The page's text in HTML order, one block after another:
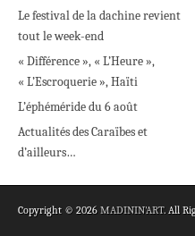
Le festival de la dachine revient
tout le week-end
« Différence », « L’Heure »,
« L’Escroquerie », Haïti
L’éphéméride du 6 août
Actualités des Caraïbes et
d’ailleurs…
Copyright © 2026 MADININ'ART. All